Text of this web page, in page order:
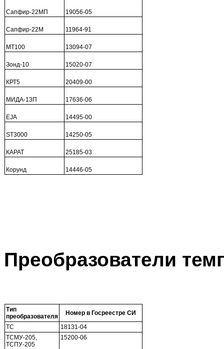
Сапфир-22МП 19056-05
Сапфир-22М 11964-91
МТ100 13094-07
Зонд-10 15020-07
КРТ5 20409-00
МИДА-13П 17636-06
EJA 14495-00
ST3000 14250-05
КАРАТ 25185-03
Корунд 14446-05
Преобразователи
Тип
преобразователя
Номер в Госреестре СИ
ТС
18131-04
ТСМУ-205,
ТСПУ-205
15200-06